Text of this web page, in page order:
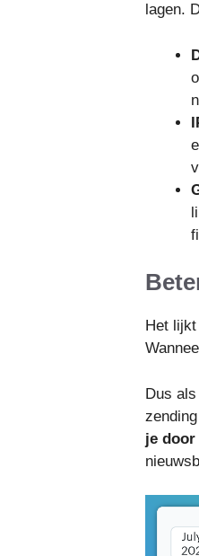
lagen.
Het
Dus
je